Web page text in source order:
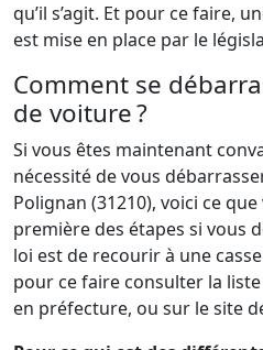
qu’il s’agit. Et pour ce faire,
est mise en place par le
Comment se
de voiture ?
Si vous êtes maintenant
nécessité de vous
Polignan (31210), voici ce
première des étapes si vous
loi est de recourir à une
pour ce faire consulter la
en préfecture, ou sur le site de